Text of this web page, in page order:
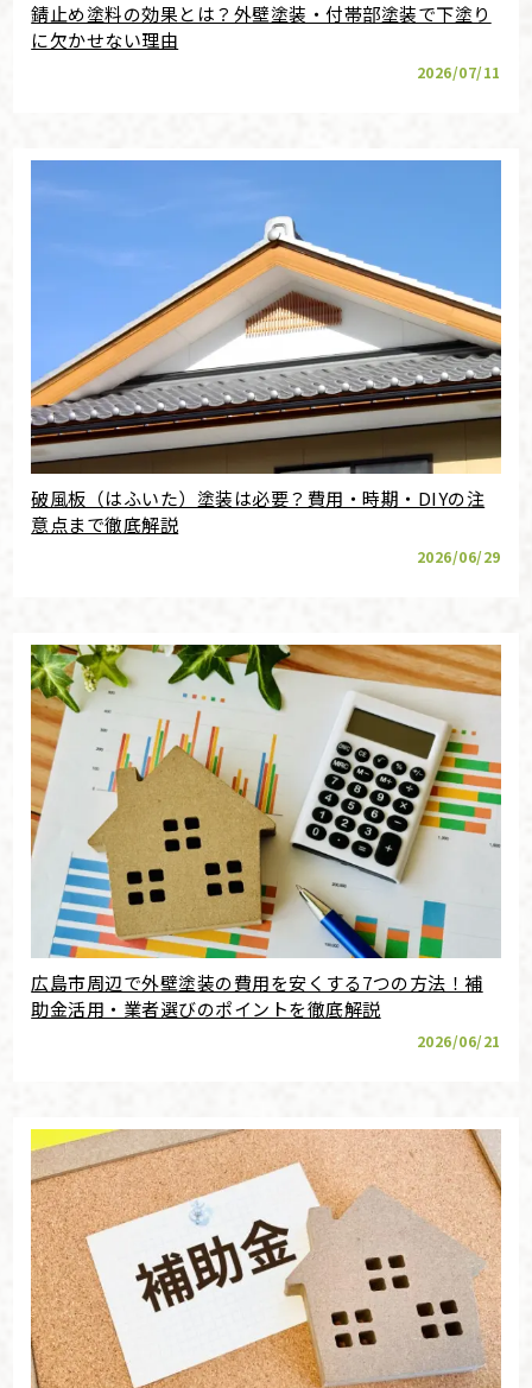
錆止め塗料の効果とは？外壁塗装・付帯部塗装で下塗り
に欠かせない理由
2026/07/11
破風板（はふいた）塗装は必要？費用・時期・DIYの注
意点まで徹底解説
2026/06/29
広島市周辺で外壁塗装の費用を安くする7つの方法！補
助金活用・業者選びのポイントを徹底解説
2026/06/21